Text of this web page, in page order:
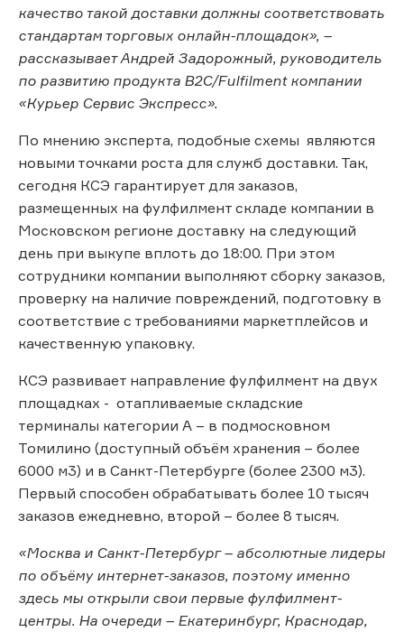
качество такой доставки должны соответствовать
стандартам торговых онлайн-площадок», –
рассказывает Андрей Задорожный, руководитель
по развитию продукта B2C/Fulfilment компании
«Курьер Сервис Экспресс».
По мнению эксперта, подобные схемы являются
новыми точками роста для служб доставки. Так,
сегодня КСЭ гарантирует для заказов,
размещенных на фулфилмент складе компании в
Московском регионе доставку на следующий
день при выкупе вплоть до 18:00. При этом
сотрудники компании выполняют сборку заказов,
проверку на наличие повреждений, подготовку в
соответствие с требованиями маркетплейсов и
качественную упаковку.
КСЭ развивает направление фулфилмент на двух
площадках - отапливаемые складские
терминалы категории А – в подмосковном
Томилино (доступный объём хранения – более
6000 м3) и в Санкт-Петербурге (более 2300 м3).
Первый способен обрабатывать более 10 тысяч
заказов ежедневно, второй – более 8 тысяч.
«Москва и Санкт-Петербург – абсолютные лидеры
по объёму интернет-заказов, поэтому именно
здесь мы открыли свои первые фулфилмент-
центры. На очереди – Екатеринбург, Краснодар,